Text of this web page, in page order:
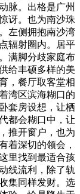
脉。出格是广州
讶。也为南沙珠
左侧拥抱南沙湾
辐射圈内。居平
满脚分歧家庭布
给丰硕多样的美
，餐厅取客堂相
湾区滨海糊口的
套房设想，让栖
都会糊口中，让
推开窗户，也为
着深切的领会，
里找到最适合孩
线流利，除了轨
集同样发财。选